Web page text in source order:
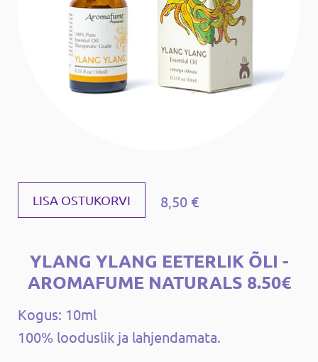
LISA OSTUKORVI 8,50 €
YLANG YLANG EETERLIK ÕLI -
AROMAFUME NATURALS 8.50€
Kogus: 10ml
100% looduslik ja lahjendamata.